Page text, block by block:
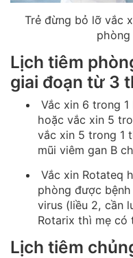
Trẻ đừng bỏ lỡ vắc
Lịch tiêm
giai đoạn từ 3
Vắc xin 6 trong 1
hoặc vắc xin 5
vắc xin 5 trong 1
mũi viêm gan B
Vắc xin Rotateq
phòng được
virus (liều 2, cần
Rotarix thì mẹ có
Lịch tiêm